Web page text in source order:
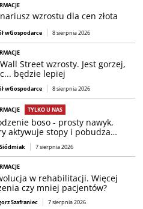
wzrostu dla cen złota
wGospodarce 8 sierpnia 2026
Street wzrosty. Jest gorzej,
będzie lepiej
wGospodarce 8 sierpnia 2026
TYLKO U NAS
boso - prosty nawyk,
aktywuje stopy i pobudza…
7 sierpnia 2026
w rehabilitacji. Więcej
czy mniej pacjentów?
Szafraniec 7 sierpnia 2026